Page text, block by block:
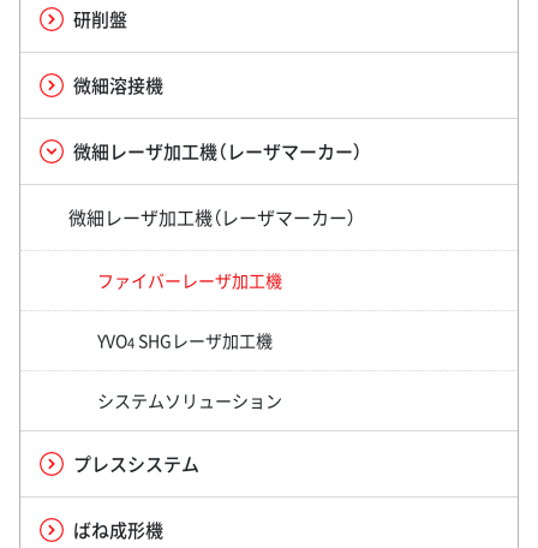
研削盤
微細溶接機
微細レーザ加工機（レーザマーカー）
微細レーザ加工機（レーザマーカー）
ファイバーレーザ加工機
YVO4SHGレーザ加工機
システムソリューション
プレスシステム
ばね成形機